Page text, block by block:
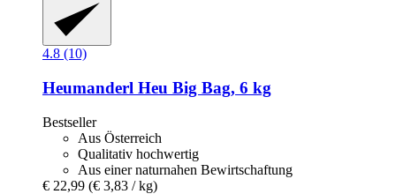
4.8 (10)
Heumanderl Heu Big Bag, 6 kg
Bestseller
Aus Österreich
Qualitativ hochwertig
Aus einer naturnahen Bewirtschaftung
€ 22,99 (€ 3,83 / kg)